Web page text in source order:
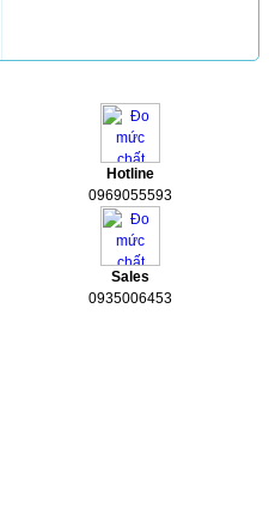
Hotline
0969055593
Sales
0935006453